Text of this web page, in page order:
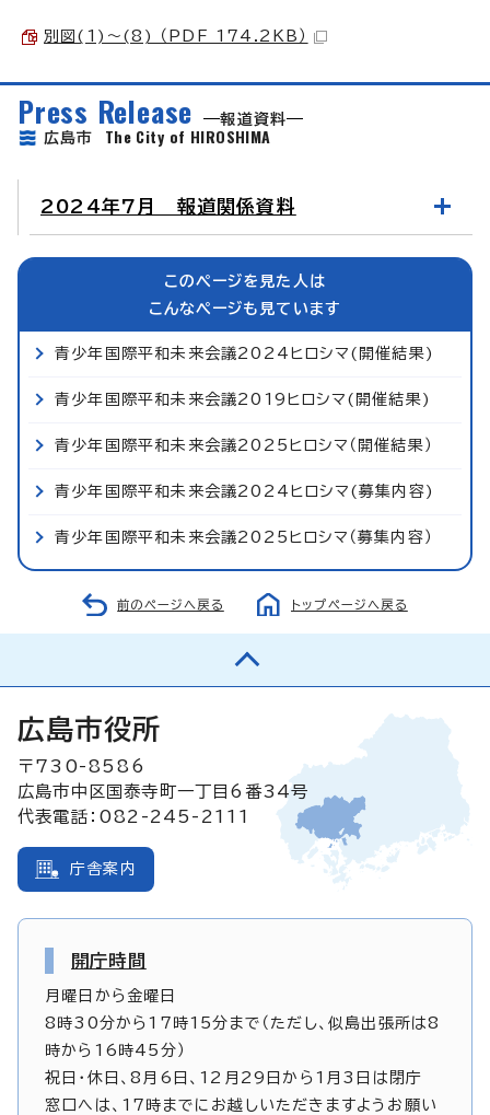
別図(1)～(8) （PDF 174.2KB）
Press Release
報道資料
広島市 The City of HIROSHIMA
2024年7月 報道関係資料
このページを見た人は
こんなページも見ています
青少年国際平和未来会議2024ヒロシマ(開催結果)
青少年国際平和未来会議2019ヒロシマ(開催結果)
青少年国際平和未来会議2025ヒロシマ（開催結果）
青少年国際平和未来会議2024ヒロシマ(募集内容)
青少年国際平和未来会議2025ヒロシマ（募集内容）
前のページへ戻る トップページへ戻る
広島市役所
〒730-8586
広島市中区国泰寺町一丁目6番34号
代表電話：082-245-2111
庁舎案内
開庁時間
月曜日から金曜日
8時30分から17時15分まで（ただし、似島出張所は8
時から16時45分）
祝日・休日、8月6日、12月29日から1月3日は閉庁
窓口へは、17時までにお越しいただきますようお願い